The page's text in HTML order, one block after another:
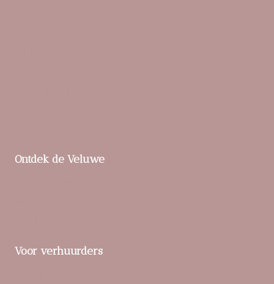
Ontdek de Veluwe
Voor verhuurders